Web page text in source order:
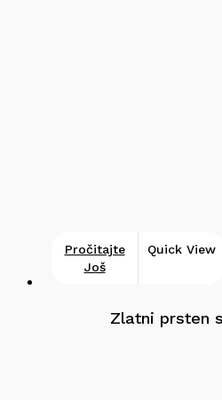
Pročitajte
Još
Quick View
Zlatni prsten